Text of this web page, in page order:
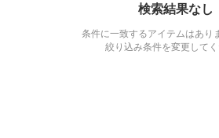
検索結果なし
条件に一致するアイテムはあり
絞り込み条件を変更して